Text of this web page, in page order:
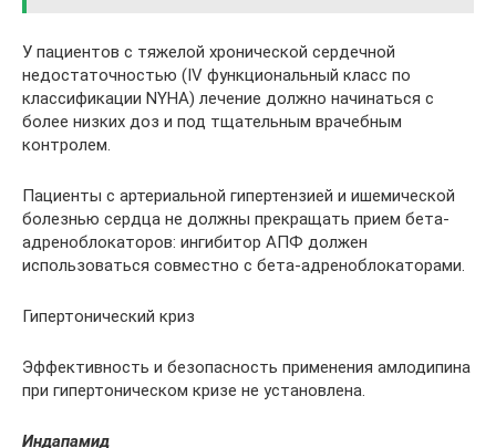
У пациентов с тяжелой хронической сердечной
недостаточностью (IV функциональный класс по
классификации NYHA) лечение должно начинаться с
более низких доз и под тщательным врачебным
контролем.
Пациенты с артериальной гипертензией и ишемической
болезнью сердца не должны прекращать прием бета-
адреноблокаторов: ингибитор АПФ должен
использоваться совместно с бета-адреноблокаторами.
Гипертонический криз
Эффективность и безопасность применения амлодипина
при гипертоническом кризе не установлена.
Индапамид